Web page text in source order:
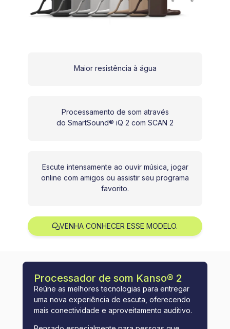
Maior resistência à água
Processamento de som através
do SmartSound® iQ 2 com SCAN 2
Escute intensamente ao ouvir música, jogar
online com amigos ou assistir seu programa
favorito.
VENHA CONHECER ESSE MODELO.
Processador de som Kanso® 2
Reúne as melhores tecnologias para entregar
uma nova experiência de escuta, oferecendo
mais conectividade e aproveitamento auditivo.